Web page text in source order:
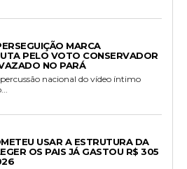
MARCA
PELO VOTO CONSERVADOR
NO PARÁ
nacional do vídeo íntimo
USAR A ESTRUTURA DA
OS PAIS JÁ GASTOU R$ 305